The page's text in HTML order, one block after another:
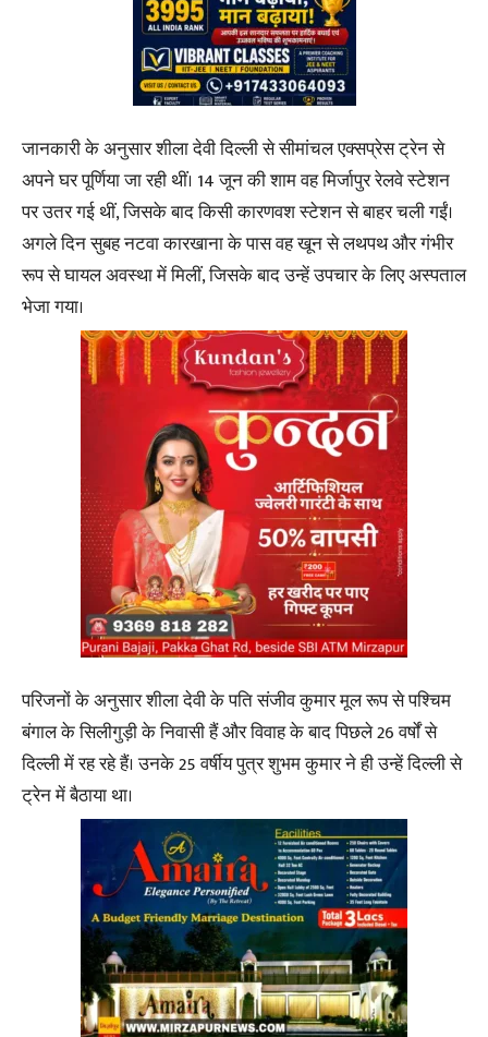
जानकारी के अनुसार शीला देवी दिल्ली से सीमांचल एक्सप्रेस ट्रेन से
अपने घर पूर्णिया जा रही थीं। 14 जून की शाम वह मिर्जापुर रेलवे स्टेशन
पर उतर गई थीं, जिसके बाद किसी कारणवश स्टेशन से बाहर चली गईं।
अगले दिन सुबह नटवा कारखाना के पास वह खून से लथपथ और गंभीर
रूप से घायल अवस्था में मिलीं, जिसके बाद उन्हें उपचार के लिए अस्पताल
भेजा गया।
परिजनों के अनुसार शीला देवी के पति संजीव कुमार मूल रूप से पश्चिम
बंगाल के सिलीगुड़ी के निवासी हैं और विवाह के बाद पिछले 26 वर्षों से
दिल्ली में रह रहे हैं। उनके 25 वर्षीय पुत्र शुभम कुमार ने ही उन्हें दिल्ली से
ट्रेन में बैठाया था।